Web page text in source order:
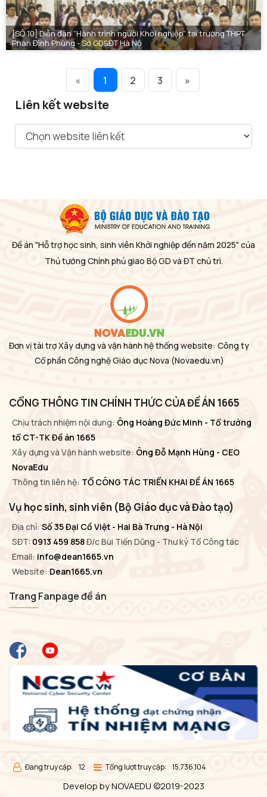
[SỐ 10] Diễn đàn “Hành trình người Khởi nghiệp” tại trường THPT
Phan Đình Phùng - Sở GD&ĐT Hà Nộ
« 1 2 3 »
Liên kết website
Đề án "Hỗ trợ học sinh, sinh viên Khởi nghiệp đến năm 2025" của
Thủ tướng Chính phủ giao Bộ GD và ĐT chủ trì.
Đơn vị tài trợ Xây dựng và vận hành hệ thống website: Công ty
Cổ phần Công nghệ Giáo dục Nova (Novaedu.vn)
CỔNG THÔNG TIN CHÍNH THỨC CỦA ĐỀ ÁN 1665
Chịu trách nhiệm nội dung: Ông Hoàng Đức Minh - Tổ trưởng
tổ CT-TK Đề án 1665
Xây dựng và Vận hành website: Ông Đỗ Mạnh Hùng - CEO
NovaEdu
Thông tin liên hệ: TỔ CÔNG TÁC TRIỂN KHAI ĐỀ ÁN 1665
Vụ học sinh, sinh viên (Bộ Giáo dục và Đào tạo)
Địa chỉ: Số 35 Đại Cồ Việt - Hai Bà Trưng - Hà Nội
SĐT: 0913 459 858Đ/c Bùi Tiến Dũng - Thư ký Tổ Công tác
Email: info@dean1665.vn
Website: Dean1665.vn
Trang Fanpage đề án
Đang truy cập: 12 Tổng lượt truy cập: 15,736,104
Develop by NOVAEDU ©2019-2023